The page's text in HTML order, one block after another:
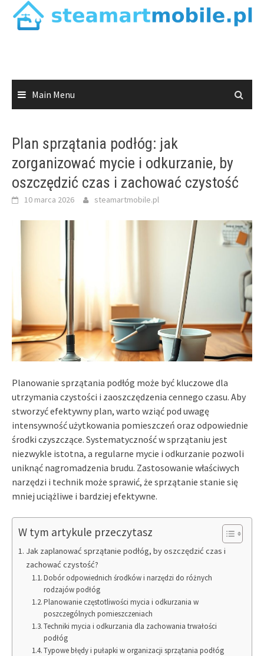
Main Menu
Plan sprzątania podłóg: jak
zorganizować mycie i odkurzanie, by
oszczędzić czas i zachować czystość
10 marca 2026 steamartmobile.pl
Planowanie sprzątania podłóg może być kluczowe dla
utrzymania czystości i zaoszczędzenia cennego czasu. Aby
stworzyć efektywny plan, warto wziąć pod uwagę
intensywność użytkowania pomieszczeń oraz odpowiednie
środki czyszczące. Systematyczność w sprzątaniu jest
niezwykle istotna, a regularne mycie i odkurzanie pozwoli
uniknąć nagromadzenia brudu. Zastosowanie właściwych
narzędzi i technik może sprawić, że sprzątanie stanie się
mniej uciążliwe i bardziej efektywne.
W tym artykule przeczytasz
Jak zaplanować sprzątanie podłóg, by oszczędzić czas i
zachować czystość?
Dobór odpowiednich środków i narzędzi do różnych
rodzajów podłóg
Planowanie częstotliwości mycia i odkurzania w
poszczególnych pomieszczeniach
Techniki mycia i odkurzania dla zachowania trwałości
podłóg
Typowe błędy i pułapki w organizacji sprzątania podłóg